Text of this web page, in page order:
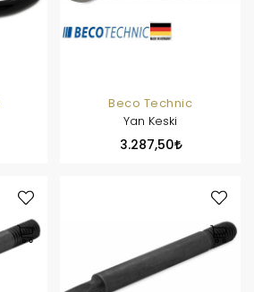
Beco Technic
Yan Keski
3.287,50